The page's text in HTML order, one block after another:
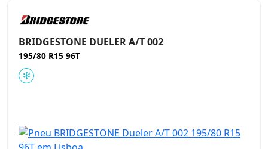
BRIDGESTONE DUELER A/T 002
195/80 R15 96T